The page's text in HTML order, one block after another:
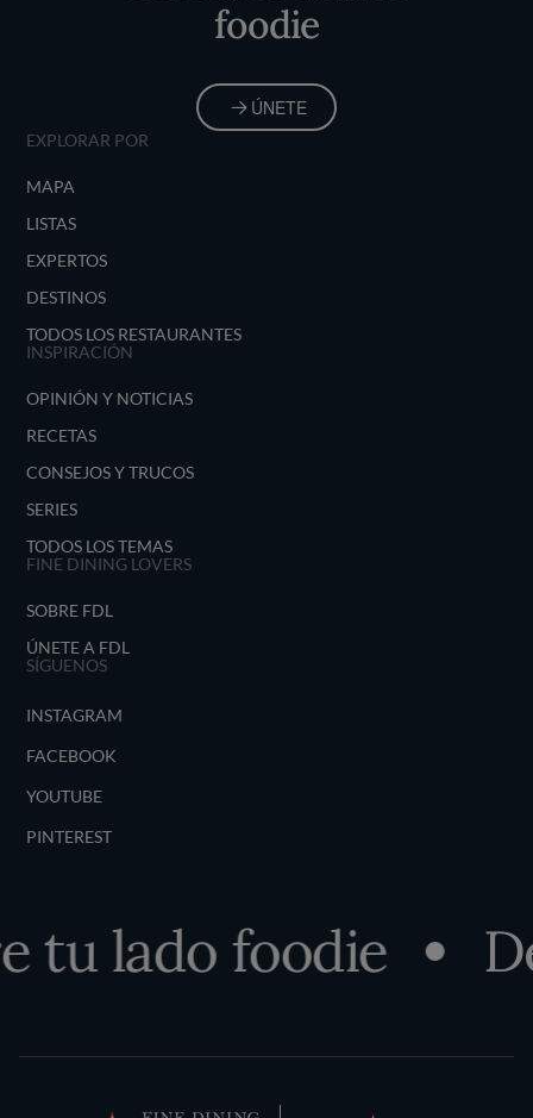
foodie
ÚNETE
EXPLORAR POR
MAPA
LISTAS
EXPERTOS
DESTINOS
TODOS LOS RESTAURANTES
INSPIRACIÓN
OPINIÓN Y NOTICIAS
RECETAS
CONSEJOS Y TRUCOS
SERIES
TODOS LOS TEMAS
FINE DINING LOVERS
SOBRE FDL
ÚNETE A FDL
SÍGUENOS
INSTAGRAM
FACEBOOK
YOUTUBE
PINTEREST
lado foodie